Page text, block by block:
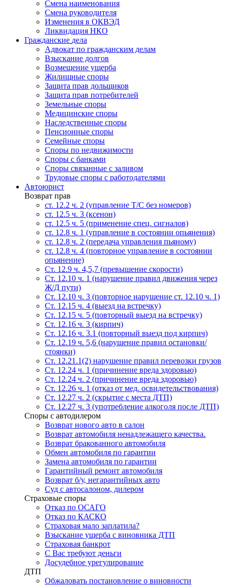
Смена наименования
Смена руководителя
Изменения в ОКВЭД
Ликвидация НКО
Гражданские дела
Адвокат по гражданским делам
Взыскание долгов
Возмещение ущерба
Жилищные споры
Защита прав дольщиков
Защита прав потребителей
Земельные споры
Медицинские споры
Наследственные споры
Пенсионные споры
Семейные споры
Cпоры по недвижимости
Споры с банками
Споры связанные с заливом
Трудовые споры с работодателями
Автоюрист
Возврат прав
ст. 12.2 ч. 2 (управление Т/С без номеров)
ст. 12.5 ч. 3 (ксенон)
ст. 12.5 ч. 5 (применение спец. сигналов)
cт. 12.8 ч. 1 (управление в состоянии опьянения)
ст. 12.8 ч. 2 (передача управления пьяному)
ст. 12.8 ч. 4 (повторное управление в состоянии
опьянение)
Ст. 12.9 ч. 4,5,7 (превышение скорости)
Ст. 12.10 ч. 1 (нарушение правил движения через
Ж/Д пути)
Ст. 12.10 ч. 3 (повторное нарушение ст. 12.10 ч. 1)
Ст. 12.15 ч. 4 (выезд на встречку)
Ст. 12.15 ч. 5 (повторный выезд на встречку)
Ст. 12.16 ч. 3 (кирпич)
Ст. 12.16 ч. 3.1 (повторный выезд под кирпич)
Ст. 12.19 ч. 5,6 (нарушение правил остановки/
стоянки)
Ст. 12.21.1(2) нарушение правил перевозки грузов
Ст. 12.24 ч. 1 (причинение вреда здоровью)
Ст. 12.24 ч. 2 (причинение вреда здоровью)
Ст. 12.26 ч. 1 (отказ от мед. освидетельствования)
Ст. 12.27 ч. 2 (скрытие с места ДТП)
Ст. 12.27 ч. 3 (употребление алкоголя после ДТП)
Споры с автодилером
Возврат нового авто в салон
Возврат автомобиля ненадлежащего качества.
Возврат бракованного автомобиля
Обмен автомобиля по гарантии
Замена автомобиля по гарантии
Гарантийный ремонт автомобиля
Возврат б/у, негарантийных авто
Суд с автосалоном, дилером
Страховые споры
Отказ по ОСАГО
Отказ по КАСКО
Страховая мало заплатила?
Взыскание ущерба с виновника ДТП
Страховая банкрот
С Вас требуют деньги
Досудебное урегулирование
ДТП
Обжаловать постановление о виновности